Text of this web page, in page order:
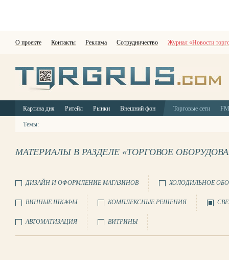
О проекте Контакты Реклама Сотрудничество Журнал «Новости
Картина дня Ритейл Рынки Внешний фон Торговые сети
Темы:
МАТЕРИАЛЫ В РАЗДЕЛЕ «ТОРГОВОЕ
ДИЗАЙН И ОФОРМЛЕНИЕ МАГАЗИНОВ ХОЛОДИЛЬНОЕ
ВИННЫЕ ШКАФЫ КОМПЛЕКСНЫЕ РЕШЕНИЯ
АВТОМАТИЗАЦИЯ ВИТРИНЫ